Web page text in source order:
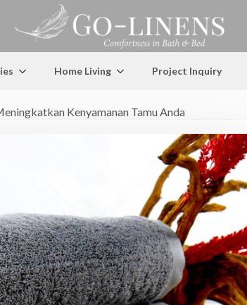
Home Living Project Inquiry
Kenyamanan Tamu Anda